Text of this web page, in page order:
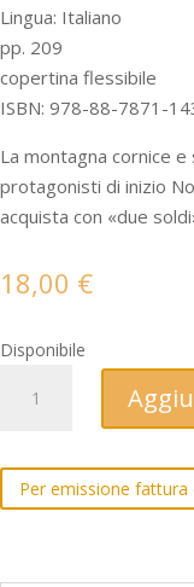
Lingua: Italiano
pp. 209
copertina flessibile
ISBN: 978-88-7871-
La montagna cornice
protagonisti di inizio
acquista con «due
18,00 €
Disponibile
soldi
alpinismo
quantità
Per emissione fattura